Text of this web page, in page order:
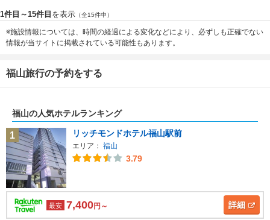
1件目～15件目 を表示 （全15件中）
※施設情報については、時間の経過による変化などにより、必ずしも正確でない
情報が当サイトに掲載されている可能性もあります。
福山旅行の予約をする
福山の人気ホテルランキング
1 リッチモンドホテル福山駅前
エリア： 福山
3.79
最安 7,400円～ 詳細